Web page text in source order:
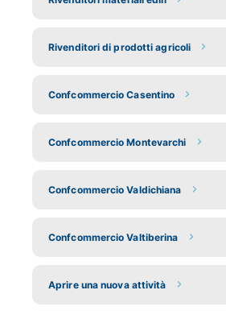
Rivenditori di prodotti agricoli
Confcommercio Casentino
Confcommercio Montevarchi
Confcommercio Valdichiana
Confcommercio Valtiberina
Aprire una nuova attività